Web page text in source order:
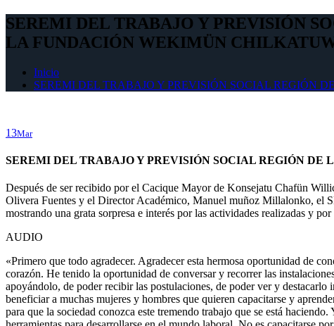
SEREMI DEL TRABAJO Y PREVISIÓN
LA FUNDACIÓN WEKIMÜN
Inicio
SEREMI DEL TRABAJO Y PREVISIÓN SOCIAL REGIÓN
13Mar
SEREMI DEL TRABAJO Y PREVISIÓN SOCIAL REGIÓN
Después de ser recibido por el Cacique Mayor de Konsejatu Chafün
Olivera Fuentes y el Director Académico, Manuel muñoz Millalonko, el
mostrando una grata sorpresa e interés por las actividades realizadas y
AUDIO
«Primero que todo agradecer. Agradecer esta hermosa oportunidad de
corazón. He tenido la oportunidad de conversar y recorrer las
apoyándolo, de poder recibir las postulaciones, de poder ver y destacarlo
beneficiar a muchas mujeres y hombres que quieren capacitarse y
para que la sociedad conozca este tremendo trabajo que se está